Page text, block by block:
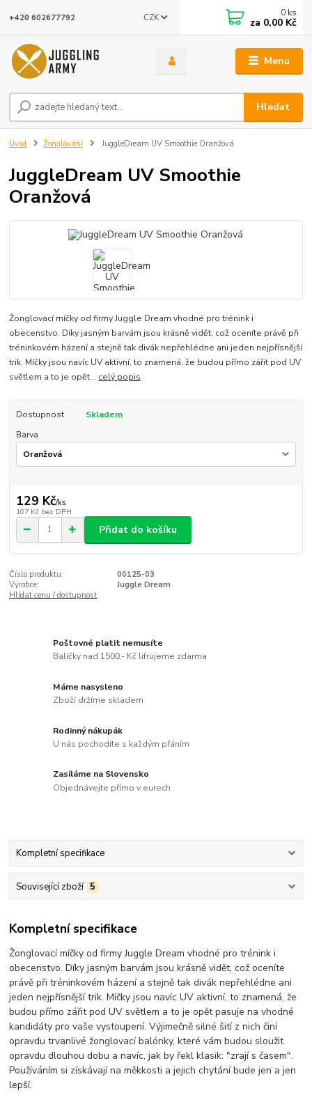
Menu
CZK
Hledat
+420 602677792 0 ks
za 0,00 Kč
Úvod Žonglování JuggleDream UV Smoothie Oranžová
JuggleDream UV Smoothie
Oranžová
Žonglovací míčky od firmy Juggle Dream vhodné pro trénink i
obecenstvo. Díky jasným barvám jsou krásně vidět, což oceníte právě při
tréninkovém házení a stejně tak divák nepřehlédne ani jeden nejpřísnější
trik. Míčky jsou navíc UV aktivní, to znamená, že budou přímo zářit pod UV
světlem a to je opět... celý popis
Dostupnost
Skladem
Barva
129 Kč/ks
107 Kč bez DPH
Přidat do košíku
Číslo produktu:
00125-03
Výrobce:
Juggle Dream
Hlídat cenu / dostupnost
Poštovné platit nemusíte
Balíčky nad 1500,- Kč lifrujeme zdarma
Máme nasysleno
Zboží držíme skladem
Rodinný nákupák
U nás pochodíte s každým přáním
Zasíláme na Slovensko
Objednávejte přímo v eurech
Kompletní specifikace
Související zboží 5
Kompletní specifikace
Žonglovací míčky od firmy Juggle Dream vhodné pro trénink i
obecenstvo. Díky jasným barvám jsou krásně vidět, což oceníte
právě při tréninkovém házení a stejně tak divák nepřehlédne ani
jeden nejpřísnější trik. Míčky jsou navíc UV aktivní, to znamená, že
budou přímo zářit pod UV světlem a to je opět pasuje na vhodné
kandidáty pro vaše vystoupení. Výjimečně silné šití z nich činí
opravdu trvanlivé žonglovací balónky, které vám budou sloužit
opravdu dlouhou dobu a navíc, jak by řekl klasik: "zrají s časem".
Používáním si získávají na měkkosti a jejich chytání bude jen a jen
lepší.